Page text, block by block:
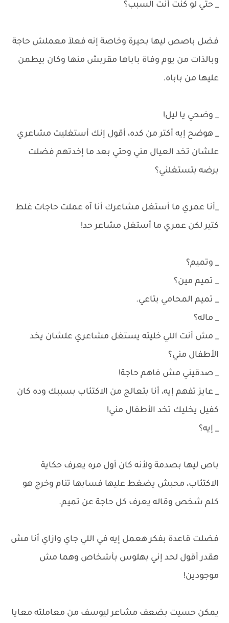
_ حتي لو كنت أنت السبب؟
فضل باصص ليها بحيرة وخاصة إنه فعلآ معملش حاجة
وبالذات من يوم وفاة باباها مقربش منها وكان بيطمن
عليها من باباه.
_ وضحي يا ليل!
_ هوضح إيه أكتر من كده، أقول إنك أستغليت مشاعري
علشان تخد العيال مني وحتي بعد ما إخدتهم فضلت
برضه بتستغلني؟
_أنا عمري ما أستغل مشاعرك أنا آه عملت حاجات غلط
كتير لكن عمري ما أستغل مشاعر حد!
_ وتميم؟
_ تميم مين؟
_ تميم المحامي بتاعي.
_ ماله؟
_ مش أنت اللي خليته يستغل مشاعري علشان يخد
الأطفال مني؟
_ صدقيني مش فاهم حاجة!
_ عايز تفهم إيه، أنا بتعالج من الاكتئاب بسببك وده كان
كفيل يخليك تخد الأطفال مني!
_ إيه؟
باص ليها بصدمة ولأنه كان أول مره يعرف حكاية
الاكتئاب، محبش يضغط عليها فسابها تنام وخرج هو
كلم شخص وقاله يعرف كل حاجة عن تميم.
فضلت قاعدة بفكر هعمل إيه في اللي جاي وازاي أنا مش
هقدر أقول لحد إني بهلوس بأشخاص وهما مش
موجودين!
يمكن حسيت بضعف مشاعر ليوسف من معاملته معايا